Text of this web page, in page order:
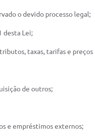
o devido processo legal;
desta Lei;
taxas, tarifas e
de outros;
e empréstimos externos;